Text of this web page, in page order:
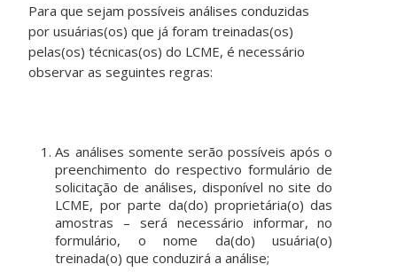
Para que sejam possíveis análises conduzidas
por usuárias(os) que já foram treinadas(os)
pelas(os) técnicas(os) do LCME, é necessário
observar as seguintes regras:
As análises somente serão possíveis após o
preenchimento do respectivo formulário de
solicitação de análises, disponível no site do
LCME, por parte da(do) proprietária(o) das
amostras – será necessário informar, no
formulário, o nome da(do) usuária(o)
treinada(o) que conduzirá a análise;